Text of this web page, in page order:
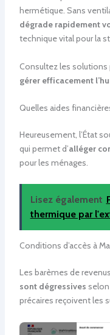
hermétique. Sans
dégrade rapidement
technique vital pour la
Consultez les solutions
gérer efficacement
Quelles aides
Heureusement, l’État
qui permet d’alléger
pour les ménages.
Lisez également
thermique par
Conditions d’accès à
Les barèmes de
sont dégressives
précaires reçoivent les